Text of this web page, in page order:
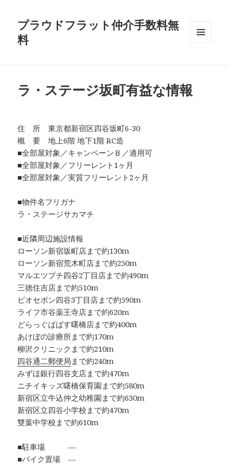
プラウドフラット仲介手数料無
料
ラ・ステージ坂町有益な情報
住 所 東京都新宿区四谷坂町6-30
概 要 地上6階 地下1階 RC造
■全部屋対象／キャンペーンＢ／適用可
■全部屋対象／フリーレント1ヶ月
■全部屋対象／実質フリーレント2ヶ月
■物件名フリガナ
ラ・ステージサカマチ
■近隣周辺施設情報
ローソン新宿坂町店まで約130m
ローソン新宿荒木町店まで約250m
マルエツプチ四谷2丁目店まで約490m
三徳住吉店まで約510m
ビオセボン四谷3丁目店まで約590m
ライフ市谷薬王寺店まで約620m
どらっぐぱぱす曙橋店まで約400m
あけぼの診療所まで約170m
柳沢クリニックまで約210m
四谷通二郵便局 まで約240m
みずほ銀行四谷支店まで約470m
ニチイキッズ曙橋保育園まで約580m
新宿区立牛込仲之幼稚園まで約630m
新宿区立四谷小学校まで約470m
雙葉中学校まで約610m
■駐車場 ―
■バイク置場 ―